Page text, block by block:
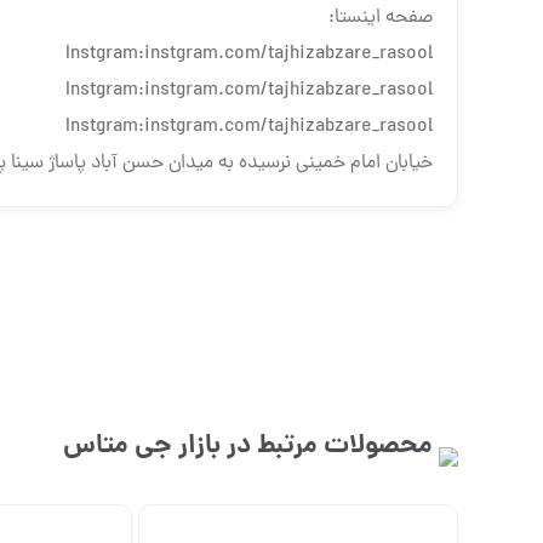
صفحه اینستا:
Instgram:instgram.com/tajhizabzare_rasool
Instgram:instgram.com/tajhizabzare_rasool
Instgram:instgram.com/tajhizabzare_rasool
خیابان امام خمینی نرسیده به میدان حسن آباد پاساژ سینا
محصولات مرتبط در بازارجی متاس